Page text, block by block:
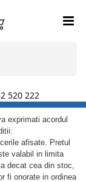
520 222
exprimati acordul
afisate. Pretul
valabil in limita
decat cea din stoc,
fi onorate in ordinea